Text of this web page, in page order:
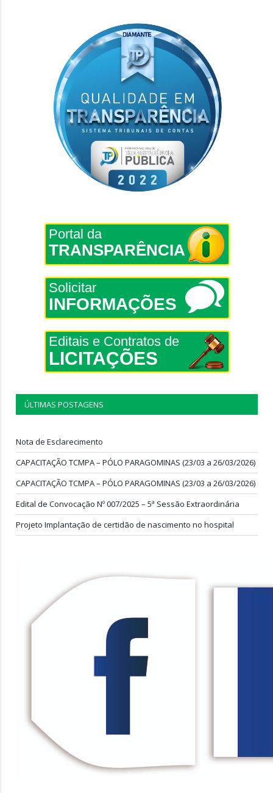
Portal da
TRANSPARÊNCIA
Solicitar
INFORMAÇÕES
Editais e Contratos de
LICITAÇÕES
ÚLTIMAS POSTAGENS
Nota de Esclarecimento
CAPACITAÇÃO TCMPA – PÓLO PARAGOMINAS (23/03 a 26/03/2026)
CAPACITAÇÃO TCMPA – PÓLO PARAGOMINAS (23/03 a 26/03/2026)
Edital de Convocação Nº 007/2025 – 5ª Sessão Extraordinária
Projeto Implantação de certidão de nascimento no hospital